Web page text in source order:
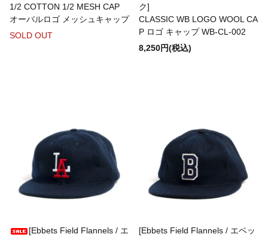
1/2 COTTON 1/2 MESH CAP
オーバルロゴ メッシュキャップ
SOLD OUT
ク]
CLASSIC WB LOGO WOOL CA
P ロゴ キャップ WB-CL-002
8,250円(税込)
[Ebbets Field Flannels / エ
[Ebbets Field Flannels / エベッ
Misc. Goods Co.
MOOJIMOOJI
Moonshine Leather